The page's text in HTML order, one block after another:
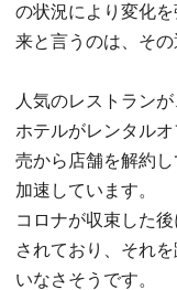
の状況により変化
来と言うのは、その
人気のレストラン
ホテルがレンタル
売から店舗を解約
加速しています。
コロナが収束した
されており、それ
いなさそうです。